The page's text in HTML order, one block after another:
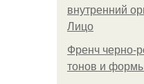
внутренний
Лицо
Френч черно-
тонов и